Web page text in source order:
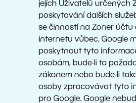
jejích Uživatelů určených
poskytování dalších
se činností na Zoner účtu
internetu vůbec. Google
poskytnout tyto
osobám, bude-li to
zákonem nebo bude-li
osoby zpracovávat tyto
pro Google. Google